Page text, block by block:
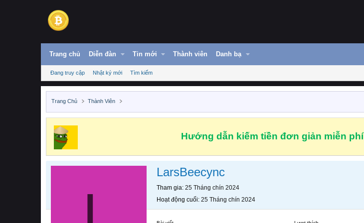
Trang chủ Diễn đàn Tin mới Thành viên Danh bạ
Đang truy cập Nhật ký mới Tìm kiếm
Trang Chủ Thành Viên
Hướng dẫn kiếm tiền đơn giản miễn phí
LarsBeecync
Tham gia 25 Tháng chín 2024
Hoạt động cuối 25 Tháng chín 2024